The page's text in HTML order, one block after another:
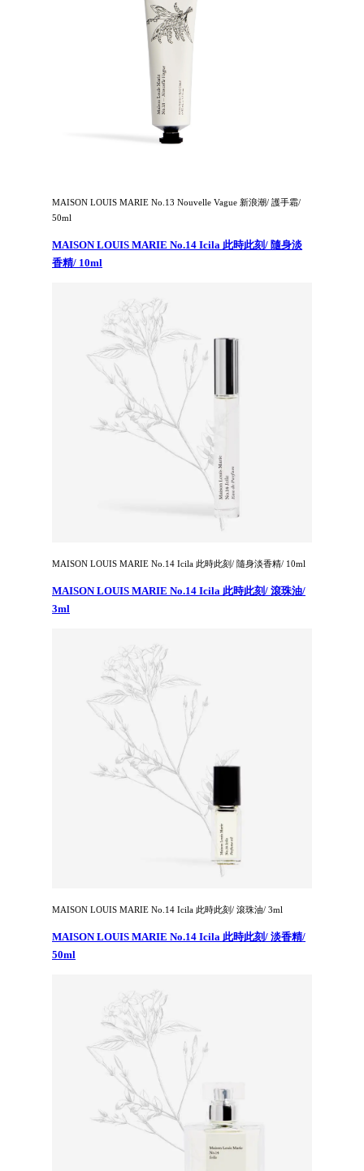
MAISON LOUIS MARIE No.13 Nouvelle Vague 新浪潮/ 護手霜/
50ml
MAISON LOUIS MARIE No.14 Icila 此時此刻/ 隨身淡
香精/ 10ml
MAISON LOUIS MARIE No.14 Icila 此時此刻/ 隨身淡香精/ 10ml
MAISON LOUIS MARIE No.14 Icila 此時此刻/ 滾珠油/
3ml
MAISON LOUIS MARIE No.14 Icila 此時此刻/ 滾珠油/ 3ml
MAISON LOUIS MARIE No.14 Icila 此時此刻/ 淡香精/
50ml